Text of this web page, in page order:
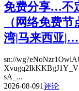
免费分享…不
（网络免费
湾|马来西亚|…
sn://
sA_...
2026-08-091评论